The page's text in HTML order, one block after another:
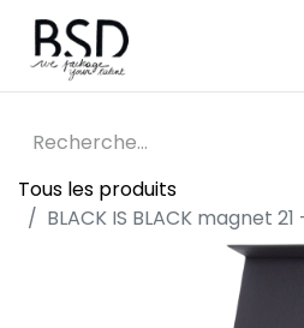
Tous les produits
BLACK IS BLACK magnet 21